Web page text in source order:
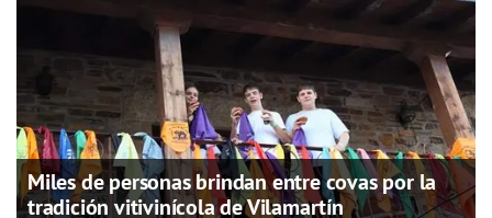
Miles de personas brindan entre covas por la
tradición vitivinícola de Vilamartín